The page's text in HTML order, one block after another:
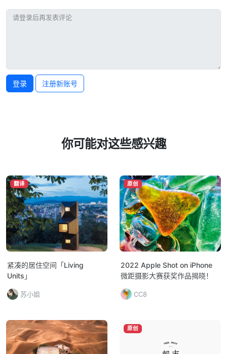
登录 注册新账号
你可能对这些感兴趣
翻译
紧凑的居住空间「Living
Units」
苏小姐
原创
2022 Apple Shot on iPhone
微距摄影大赛获奖作品揭晓！
CC8
原创